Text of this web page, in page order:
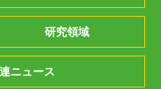
研究領域
ニュース